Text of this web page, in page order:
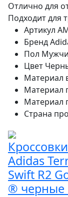
Отлично для
Подходит для
Артикул
Бренд
Пол
Цвет
Материал
Материал
Материал
Страна
Кроссовки
Adidas
Swift R2
® черные